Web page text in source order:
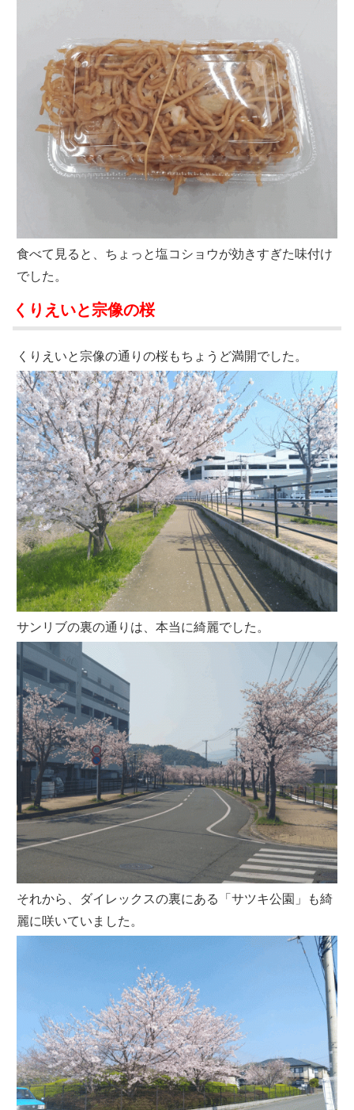
食べて見ると、ちょっと塩コショウが効きすぎた味付け
でした。
くりえいと宗像の桜
くりえいと宗像の通りの桜もちょうど満開でした。
サンリブの裏の通りは、本当に綺麗でした。
それから、ダイレックスの裏にある「サツキ公園」も綺
麗に咲いていました。